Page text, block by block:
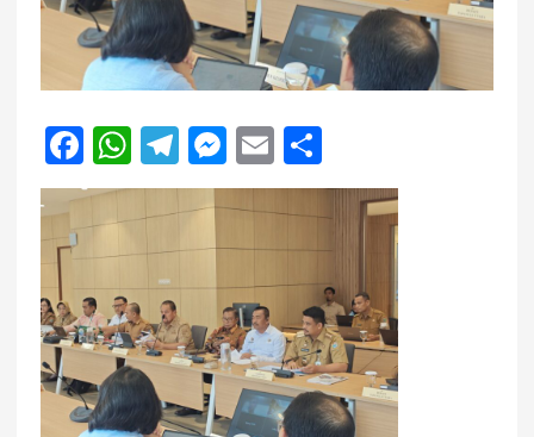
F
a
c
e
b
o
o
k
W
h
a
ts
A
p
p
T
el
e
g
a
m
M
e
ss
e
n
g
er
E
m
ai
h
a
re